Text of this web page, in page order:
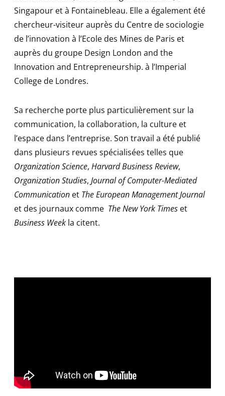
Singapour et à Fontainebleau. Elle a également été
chercheur-visiteur auprès du Centre de sociologie
de l’innovation à l’Ecole des Mines de Paris et
auprès du groupe Design London and the
Innovation and Entrepreneurship. à l’Imperial
College de Londres.
Sa recherche porte plus particulièrement sur la
communication, la collaboration, la culture et
l’espace dans l’entreprise. Son travail a été publié
dans plusieurs revues spécialisées telles que
Organization Science, Harvard Business Review,
Organization Studies, Journal of Computer-Mediated
Communication et The European Management Journal
et des journaux comme The New York Times et
Business Week la citent.